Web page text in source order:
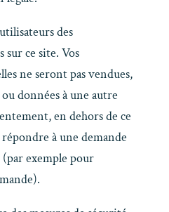
des
ce site. Vos
ne seront pas vendues,
données à une autre
en dehors de ce
à une demande
exemple pour